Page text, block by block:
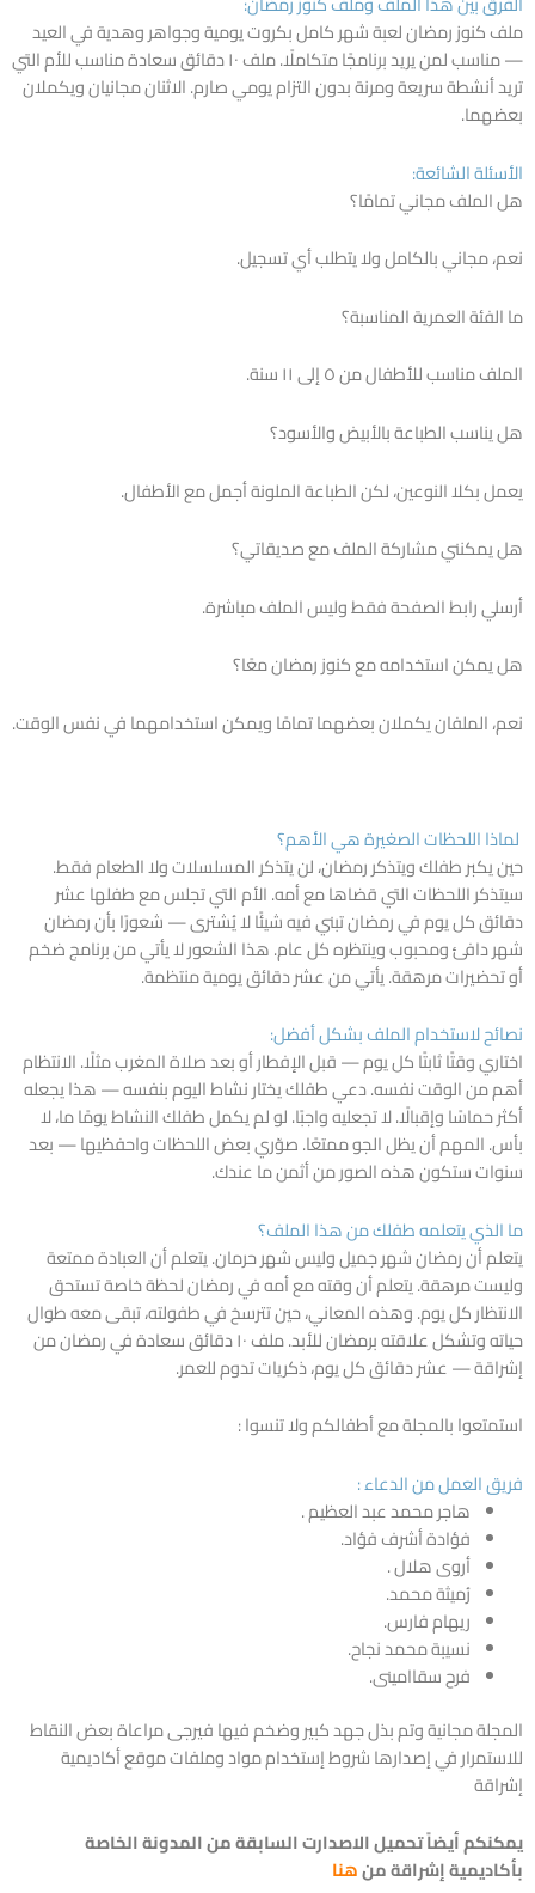
ملف كنوز رمضان لعبة شهر كامل بكروت يومية وجواهر وهدية في العيد
— مناسب لمن يريد برنامجًا متكاملًا. ملف ١٠ دقائق سعادة مناسب للأم التي
تريد أنشطة سريعة ومرنة بدون التزام يومي صارم. الاثنان مجانيان ويكملان
بعضهما.
الأسئلة الشائعة:
هل الملف مجاني تمامًا؟
نعم، مجاني بالكامل ولا يتطلب أي تسجيل.
ما الفئة العمرية المناسبة؟
الملف مناسب للأطفال من ٥ إلى ١١ سنة.
هل يناسب الطباعة بالأبيض والأسود؟
يعمل بكلا النوعين، لكن الطباعة الملونة أجمل مع الأطفال.
هل يمكنني مشاركة الملف مع صديقاتي؟
أرسلي رابط الصفحة فقط وليس الملف مباشرة.
هل يمكن استخدامه مع كنوز رمضان معًا؟
نعم، الملفان يكملان بعضهما تمامًا ويمكن استخدامهما في نفس الوقت.
لماذا اللحظات الصغيرة هي الأهم؟
حين يكبر طفلك ويتذكر رمضان، لن يتذكر المسلسلات ولا الطعام فقط.
سيتذكر اللحظات التي قضاها مع أمه. الأم التي تجلس مع طفلها عشر
دقائق كل يوم في رمضان تبني فيه شيئًا لا يُشترى — شعورًا بأن رمضان
شهر دافئ ومحبوب وينتظره كل عام. هذا الشعور لا يأتي من برنامج ضخم
أو تحضيرات مرهقة. يأتي من عشر دقائق يومية منتظمة.
نصائح لاستخدام الملف بشكل أفضل:
اختاري وقتًا ثابتًا كل يوم — قبل الإفطار أو بعد صلاة المغرب مثلًا. الانتظام
أهم من الوقت نفسه. دعي طفلك يختار نشاط اليوم بنفسه — هذا يجعله
أكثر حماسًا وإقبالًا. لا تجعليه واجبًا. لو لم يكمل طفلك النشاط يومًا ما، لا
بأس. المهم أن يظل الجو ممتعًا. صوّري بعض اللحظات واحفظيها — بعد
سنوات ستكون هذه الصور من أثمن ما عندك.
ما الذي يتعلمه طفلك من هذا الملف؟
يتعلم أن رمضان شهر جميل وليس شهر حرمان. يتعلم أن العبادة ممتعة
وليست مرهقة. يتعلم أن وقته مع أمه في رمضان لحظة خاصة تستحق
الانتظار كل يوم. وهذه المعاني، حين تترسخ في طفولته، تبقى معه طوال
حياته وتشكل علاقته برمضان للأبد. ملف ١٠ دقائق سعادة في رمضان من
إشراقة — عشر دقائق كل يوم، ذكريات تدوم للعمر.
استمتعوا بالمجلة مع أطفالكم ولا تنسوا :
فريق العمل من الدعاء :
هاجر محمد عبد العظيم .
فؤادة أشرف فؤاد.
أروى هلال .
رُميثة محمد.
ريهام فارس.
نسيبة محمد نجاح.
فرح سقاامينى.
المجلة مجانية وتم بذل جهد كبير وضخم فيها فيرجى مراعاة بعض النقاط
للاستمرار في إصدارها شروط إستخدام مواد وملفات موقع أكاديمية
إشراقة
يمكنكم أيضاً تحميل الاصدارت السابقة من المدونة الخاصة
بأكاديمية إشراقة منهنا